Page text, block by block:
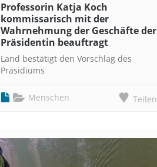
Professorin Katja Koch
kommissarisch mit der
Wahrnehmung der Geschäfte der
Präsidentin beauftragt
Land bestätigt den Vorschlag des
Präsidiums
Menschen Teilen